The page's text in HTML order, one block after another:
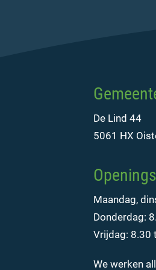
De Lind 44
5061 HX
Maandag,
Donderdag:
Vrijdag: 8.30
We werken